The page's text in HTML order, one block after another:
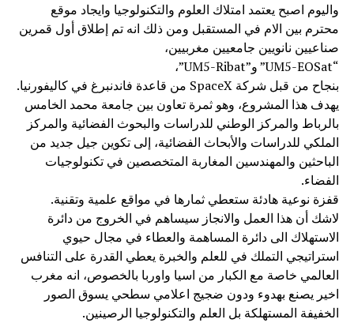
واليوم اصبح يعتمد امتلاك العلوم والتكنولوجيا وايجاد موقع
محترم بين الام في المستقبل ومن ذلك انه تم إطلاق أول قمرين
صناعيين نانويين جامعيين مغربيين،
“UM5-EOSat” و”UM5-Ribat”،
بنجاح من قبل شركة SpaceX من قاعدة فاندنبرغ في كاليفورنيا.
يهدف هذا المشروع، وهو ثمرة تعاون بين جامعة محمد الخامس
بالرباط والمركز الوطني للدراسات والبحوث الفضائية والمركز
الملكي للدراسات والأبحاث الفضائية، إلى تكوين جيل جديد من
الباحثين والمهندسين المغاربة المتخصصين في تكنولوجيات
الفضاء.
قفزة نوعية هادئة ستعطي ثمارها في مواقع علمية وتقنية.
لاشك أن هذا العمل والانجاز سيساهم في الخروج من دائرة
الاستهلاك الى دائرة المساهمة والعطاء في مجال حيوي
استراتيجي التملك في للعلم والخبرة يعطي القدرة على التنافس
العالمي خاصة مع الكبار من اسيا واوربا بالخصوص، انه مغرب
اخير يصنع بهدوء ودون ضجيج اعلامي سطحي يسوق الصور
الخفيفة المستهلكة بل العلم والتكنولوجيا الرصينين.